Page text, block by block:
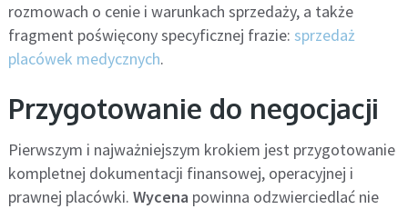
rozmowach o cenie i warunkach sprzedaży, a także
fragment poświęcony specyficznej frazie: sprzedaż
placówek medycznych.
Przygotowanie do negocjacji
Pierwszym i najważniejszym krokiem jest przygotowanie
kompletnej dokumentacji finansowej, operacyjnej i
prawnej placówki. Wycena powinna odzwierciedlać nie